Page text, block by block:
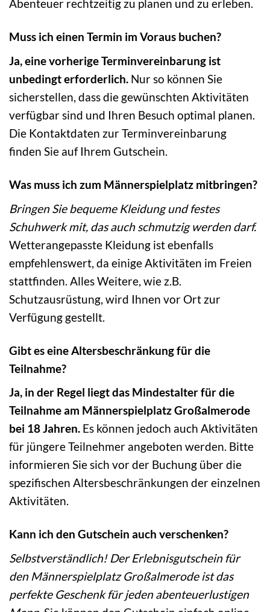
Abenteuer rechtzeitig zu planen und zu erleben.
Muss ich einen Termin im Voraus buchen?
Ja, eine vorherige Terminvereinbarung ist
unbedingt erforderlich. Nur so können Sie
sicherstellen, dass die gewünschten Aktivitäten
verfügbar sind und Ihren Besuch optimal planen.
Die Kontaktdaten zur Terminvereinbarung
finden Sie auf Ihrem Gutschein.
Was muss ich zum Männerspielplatz mitbringen?
Bringen Sie bequeme Kleidung und festes
Schuhwerk mit, das auch schmutzig werden darf.
Wetterangepasste Kleidung ist ebenfalls
empfehlenswert, da einige Aktivitäten im Freien
stattfinden. Alles Weitere, wie z.B.
Schutzausrüstung, wird Ihnen vor Ort zur
Verfügung gestellt.
Gibt es eine Altersbeschränkung für die
Teilnahme?
Ja, in der Regel liegt das Mindestalter für die
Teilnahme am Männerspielplatz Großalmerode
bei 18 Jahren. Es können jedoch auch Aktivitäten
für jüngere Teilnehmer angeboten werden. Bitte
informieren Sie sich vor der Buchung über die
spezifischen Altersbeschränkungen der einzelnen
Aktivitäten.
Kann ich den Gutschein auch verschenken?
Selbstverständlich! Der Erlebnisgutschein für
den Männerspielplatz Großalmerode ist das
perfekte Geschenk für jeden abenteuerlustigen